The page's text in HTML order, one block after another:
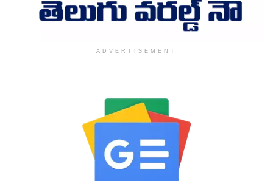
ADVERTISEMENT